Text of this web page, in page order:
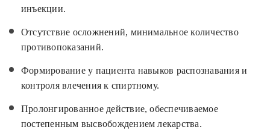
инъекции.
Отсутствие осложнений, минимальное количество
противопоказаний.
Формирование у пациента навыков распознавания и
контроля влечения к спиртному.
Пролонгированное действие, обеспечиваемое
постепенным высвобождением лекарства.